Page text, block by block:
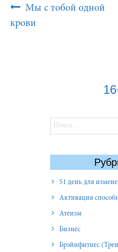
Post
Navigation
Мы с тобой одной
крови
Найти:
51 день для
Активация
Атеизм
Бизнес
Брэйнфитнес